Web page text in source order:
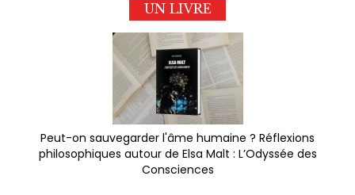
UN LIVRE
Peut-on sauvegarder l'âme humaine ? Réflexions
philosophiques autour de Elsa Malt : L’Odyssée des
Consciences